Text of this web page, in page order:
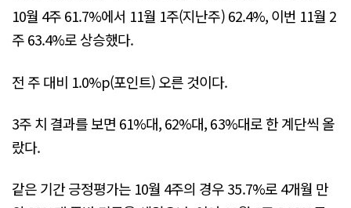
10월 4주 61.7%에서 11월 1주(지난주) 62.4%, 이번 11월 2
주 63.4%로 상승했다.
전 주 대비 1.0%p(포인트) 오른 것이다.
3주 치 결과를 보면 61%대, 62%대, 63%대로 한 계단씩 올
랐다.
같은 기간 긍정평가는 10월 4주의 경우 35.7%로 4개월 만